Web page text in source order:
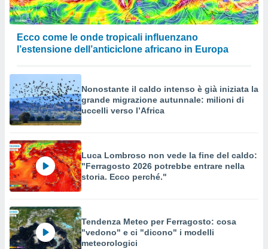
Ecco come le onde tropicali influenzano
l’estensione dell’anticiclone africano in Europa
Nonostante il caldo intenso è già iniziata la
grande migrazione autunnale: milioni di
uccelli verso l’Africa
Luca Lombroso non vede la fine del caldo:
"Ferragosto 2026 potrebbe entrare nella
storia. Ecco perché."
Tendenza Meteo per Ferragosto: cosa
"vedono" e ci "dicono" i modelli
meteorologici